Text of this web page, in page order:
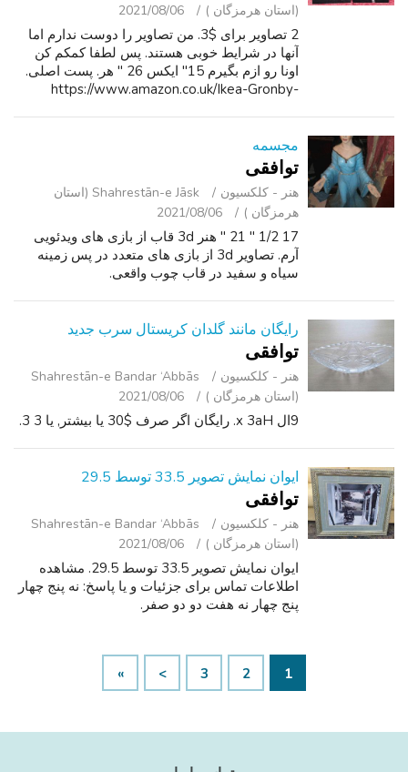
(استان هرمزگان )
2021/08/06
2 تصاویر برای $3. من تصاویر را دوست ندارم اما
آنها در شرایط خوبی هستند. پس لطفا کمکم کن
اونا رو ازم بگیرم 15" ایکس 26 " هر. پست اصلی.
https://www.amazon.co.uk/Ikea-Gronby-
مجسمه
توافقی
هنر - کلکسیون
Shahrestān-e Jāsk (استان
هرمزگان )
2021/08/06
17 1/2 " 21 " هنر 3d قاب از بازی های ویدئویی
آرم. تصاویر 3d از بازی های متعدد در پس زمینه
سیاه و سفید در قاب چوب واقعی.
رایگان مانند گلدان کریستال سرب جدید
توافقی
هنر - کلکسیون
Shahrestān-e Bandar ‘Abbās
(استان هرمزگان )
2021/08/06
9ال x 3aH. رایگان اگر صرف $30 یا بیشتر, یا 3 3.
ایوان نمایش تصویر 33.5 توسط 29.5
توافقی
هنر - کلکسیون
Shahrestān-e Bandar ‘Abbās
(استان هرمزگان )
2021/08/06
ایوان نمایش تصویر 33.5 توسط 29.5. مشاهده
اطلاعات تماس برای جزئیات و یا پاسخ: نه پنج چهار
پنج چهار نه هفت دو دو صفر.
1
2
3
>
»